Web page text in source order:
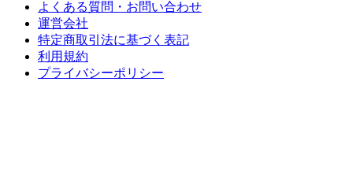
よくある質問・お問い合わせ
運営会社
特定商取引法に基づく表記
利用規約
プライバシーポリシー